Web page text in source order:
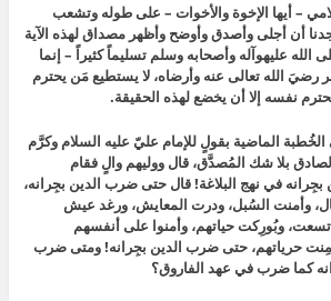
– أيها الإخوة والأخوات – على طوله وتشعب
أن أجلى وأصدق وأوضح وأظهر مصداق لهذه الآية
عليهوآله وأصحابه وسلم تسليماً كثيراً – إنما
رضيَ الله تعالى عنه وأرضاه، لا يستطيع مَن يحترم
نفسه إلا أن يخضع لهذه الحقيقة.
الخُطبة الماضية بقولٍ للإمام عليّ عليه السلام وكرَّم
بلا شك المُصدَّق، قال ووليهم والٍ فقام
في نهج البلاغة! قال حتى ضرب الدين بجِرانه،
وأمنت السُبل، ودرت المعايش، ورغد عيش
وبُورِكت حياتهم، وأمنوا على أنفسهم
حرياتهم، حتى ضرب الدين بجِرانه!ومتى ضرب
كما ضرب في عهد الفاروق؟